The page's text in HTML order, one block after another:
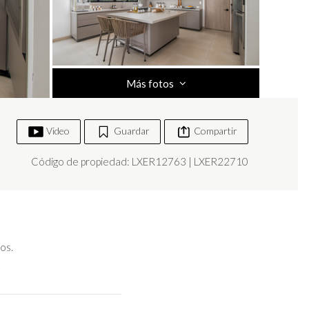
Más fotos
Video Guardar Compartir
Código de propiedad: LXER12763 | LXER22710